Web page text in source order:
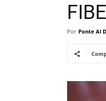
Por Ponte Al